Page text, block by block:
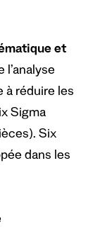
et
l’analyse
à réduire les
Sigma
Six
dans les